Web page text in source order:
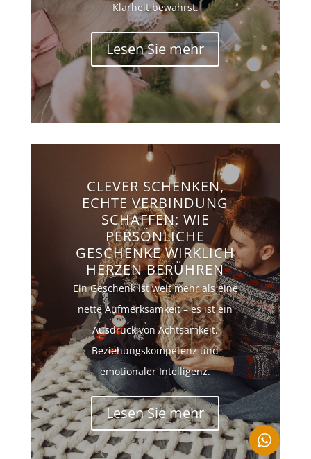
Klarheit bewahrst.
Lesen Sie mehr
CLEVER SCHENKEN,
ECHTE VERBINDUNG
SCHAFFEN: WIE
PERSÖNLICHE
GESCHENKE WIRKLICH
HERZEN BERÜHREN
Ein Geschenk ist weit mehr als eine
nette Aufmerksamkeit – es ist ein
Ausdruck von Achtsamkeit,
Beziehungskompetenz und
emotionaler Intelligenz.
Lesen Sie mehr